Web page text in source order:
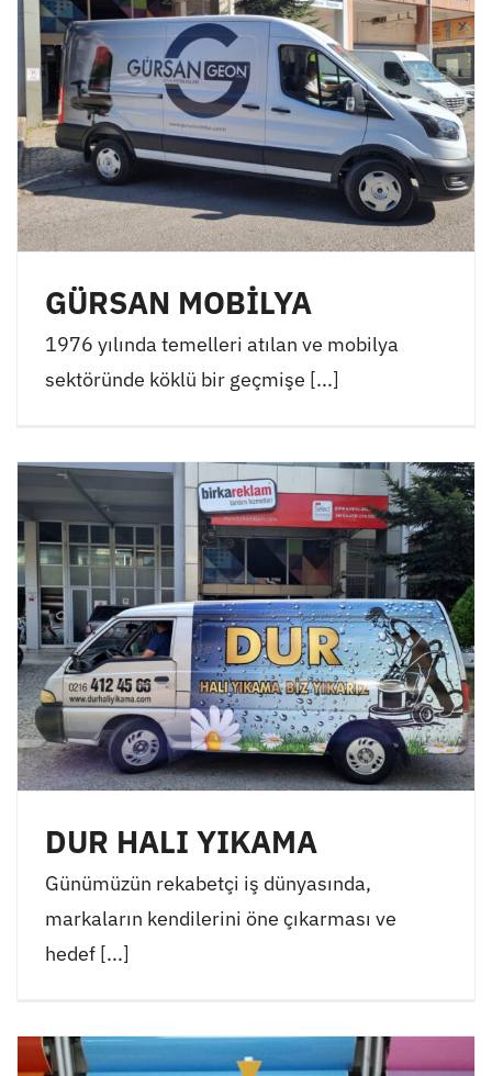
GÜRSAN MOBİLYA
1976 yılında temelleri atılan ve mobilya
sektöründe köklü bir geçmişe [...]
DUR HALI YIKAMA
Günümüzün rekabetçi iş dünyasında,
markaların kendilerini öne çıkarması ve
hedef [...]